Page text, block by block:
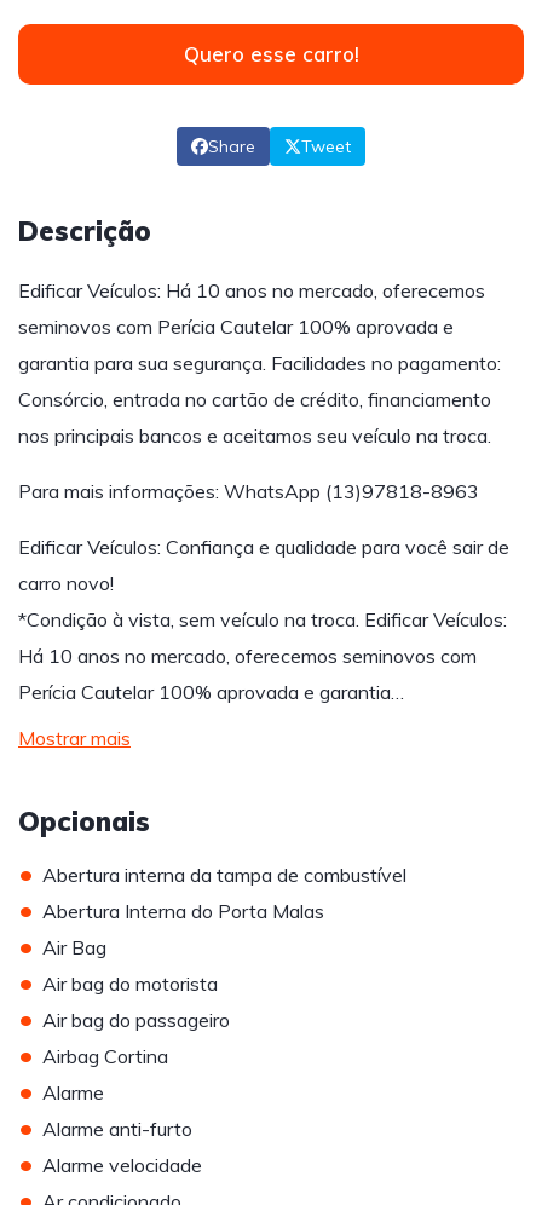
Quero esse carro!
Share Tweet
Descrição
Edificar Veículos: Há 10 anos no mercado, oferecemos
seminovos com Perícia Cautelar 100% aprovada e
garantia para sua segurança. Facilidades no pagamento:
Consórcio, entrada no cartão de crédito, financiamento
nos principais bancos e aceitamos seu veículo na troca.
Para mais informações: WhatsApp (13)97818-8963
Edificar Veículos: Confiança e qualidade para você sair de
carro novo!
*Condição à vista, sem veículo na troca. Edificar Veículos:
Há 10 anos no mercado, oferecemos seminovos com
Perícia Cautelar 100% aprovada e garantia…
Mostrar mais
Opcionais
• Abertura interna da tampa de combustível
• Abertura Interna do Porta Malas
• Air Bag
• Air bag do motorista
• Air bag do passageiro
• Airbag Cortina
• Alarme
• Alarme anti-furto
• Alarme velocidade